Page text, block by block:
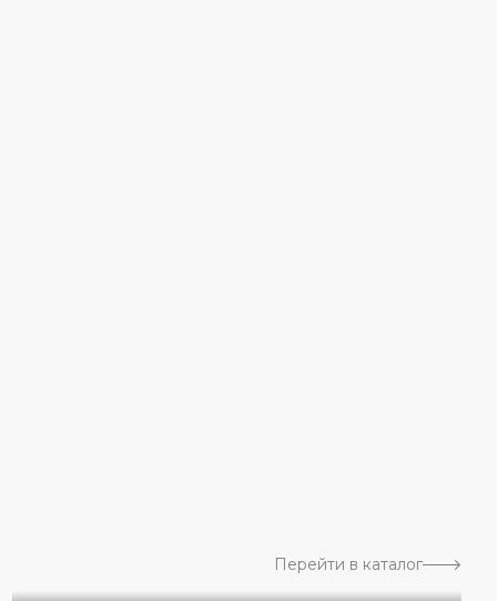
Перейти в каталог